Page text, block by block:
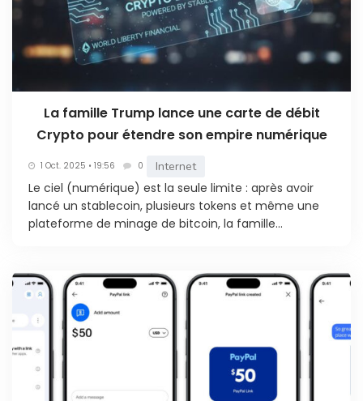
La famille Trump lance une carte de débit
Crypto pour étendre son empire numérique
1 Oct. 2025 • 19:56 0 Internet
Le ciel (numérique) est la seule limite : après avoir
lancé un stablecoin, plusieurs tokens et même une
plateforme de minage de bitcoin, la famille...